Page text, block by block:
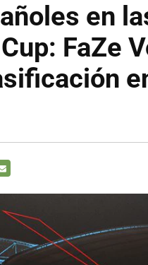
en
FaZe